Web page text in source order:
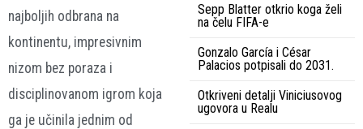
najboljih odbrana na
kontinentu, impresivnim
nizom bez poraza i
disciplinovanom igrom koja
ga je učinila jednim od
Sepp Blatter otkrio koga želi
na čelu FIFA-e
Gonzalo García i César
Palacios potpisali do 2031.
Otkriveni detalji Viniciusovog
ugovora u Realu